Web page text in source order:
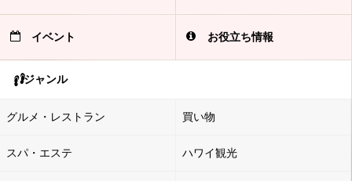
イベント お役立ち情報
ジャンル
グルメ・レストラン 買い物
スパ・エステ ハワイ観光